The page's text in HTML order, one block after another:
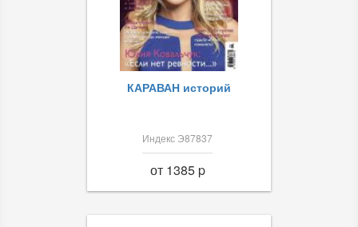
КАРАВАН историй
Индекс Э87837
от 1385 p